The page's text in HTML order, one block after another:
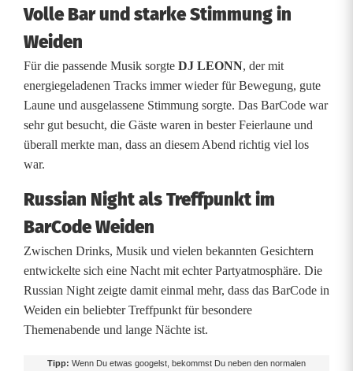
e
g
e
i
s
t
e
r
t
G
ä
Volle Bar und starke Stimmung in
Weiden
Für die passende Musik sorgte DJ LEONN, der mit
energiegeladenen Tracks immer wieder für Bewegung, gute
Laune und ausgelassene Stimmung sorgte. Das BarCode war
sehr gut besucht, die Gäste waren in bester Feierlaune und
überall merkte man, dass an diesem Abend richtig viel los
war.
Russian Night als Treffpunkt im
BarCode Weiden
Zwischen Drinks, Musik und vielen bekannten Gesichtern
entwickelte sich eine Nacht mit echter Partyatmosphäre. Die
Russian Night zeigte damit einmal mehr, dass das BarCode in
Weiden ein beliebter Treffpunkt für besondere
Themenabende und lange Nächte ist.
Tipp: Wenn Du etwas googelst, bekommst Du neben den normalen